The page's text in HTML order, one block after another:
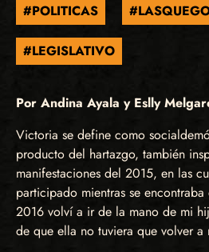
#POLITICAS
#LEGISLATIVO
Por Andina Ayala y Eslly
Victoria se define como
producto del hartazgo, también
manifestaciones del 2015, en las
participado mientras se
2016 volví a ir de la mano de mi
de que ella no tuviera que volver a